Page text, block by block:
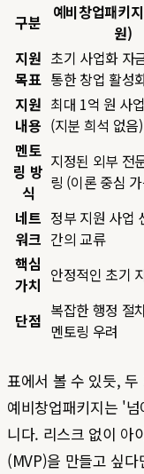
구분
예비창업패키
원)
지원
목표
초기 사업화 자
통한 창업 활성
지원
내용
최대 1억 원 사
(지분 희석 없음)
멘토
링 방
식
지정된 외부 전
링 (이론 중심
네트
워크
정부 지원 사업
간의 교류
핵심
가치 안정적인 초기
단점 복잡한 행정 절
멘토링 우려
표에서 볼 수 있듯,
예비창업패키지는 '
니다. 리스크 없이 아
(MVP)을 만들고 싶